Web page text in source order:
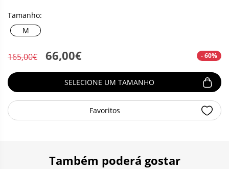
Tamanho:
M
165,00€ 66,00€ - 60%
SELECIONE UM TAMANHO
Favoritos
Também poderá gostar